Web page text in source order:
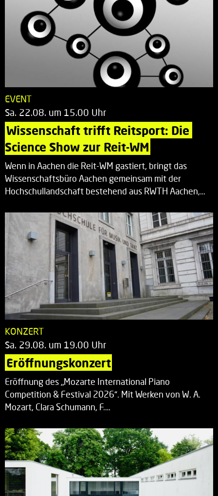
EVENT
Sa. 22.08. um 15.00 Uhr
Wissenschaft trifft Reitsport: Die
Science Show zur Reit-WM
Wenn in Aachen die Reit-WM gastiert, bringt das
Wissenschaftsbüro Aachen gemeinsam mit der
Hochschullandschaft bestehend aus RWTH Aachen,…
KONZERT
Sa. 29.08. um 19.00 Uhr
Eröffnungskonzert
Eröffnung des „Mozarte International Piano
Competition & Festival 2026“. Mit Werken von W. A.
Mozart, Clara Schumann, F.…